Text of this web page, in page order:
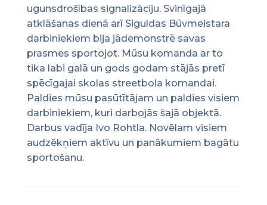
ugunsdrošības signalizāciju. Svinīgajā
atklāšanas dienā arī Siguldas Būvmeistara
darbiniekiem bija jādemonstrē savas
prasmes sportojot. Mūsu komanda ar to
tika labi galā un gods godam stājās pretī
spēcīgajai skolas streetbola komandai.
Paldies mūsu pasūtītājam un paldies visiem
darbiniekiem, kuri darbojās šajā objektā.
Darbus vadīja Ivo Rohtla. Novēlam visiem
audzēkņiem aktīvu un panākumiem bagātu
sportošanu.